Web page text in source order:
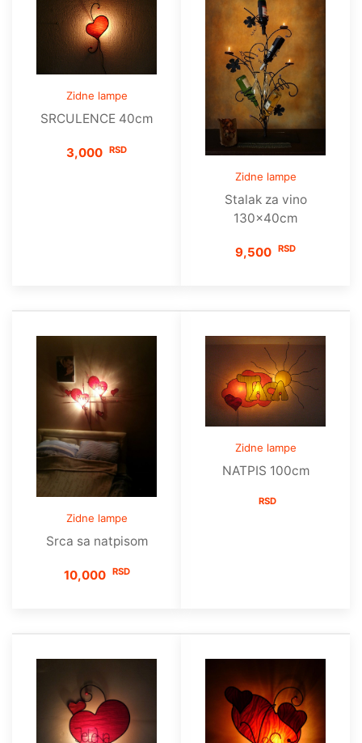
Zidne lampe
SRCULENCE 40cm
3,000 RSD
Zidne lampe
Stalak za vino
130x40cm
9,500 RSD
Zidne lampe
Srca sa natpisom
10,000 RSD
Zidne lampe
NATPIS 100cm
RSD